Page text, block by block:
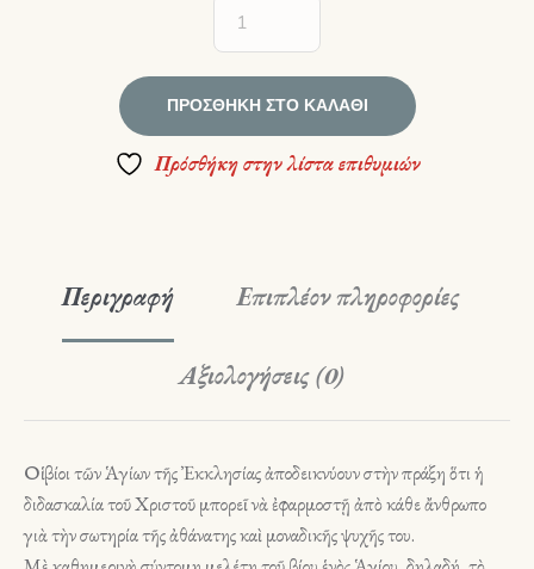
ΠΡΟΣΘΉΚΗ ΣΤΟ ΚΑΛΆΘΙ
Πρόσθήκη στην λίστα επιθυμιών
Περιγραφή Επιπλέον πληροφορίες
Αξιολογήσεις (0)
Οἱ βίοι τῶν Ἁγίων τῆς Ἐκκλησίας ἀποδεικνύουν στὴν πράξη ὅτι ἡ
διδασκαλία τοῦ Χριστοῦ μπορεῖ νὰ ἐφαρμοστῇ ἀπὸ κάθε ἄνθρωπο
γιὰ τὴν σωτηρία τῆς ἀθάνατης καὶ μοναδικῆς ψυχῆς του.